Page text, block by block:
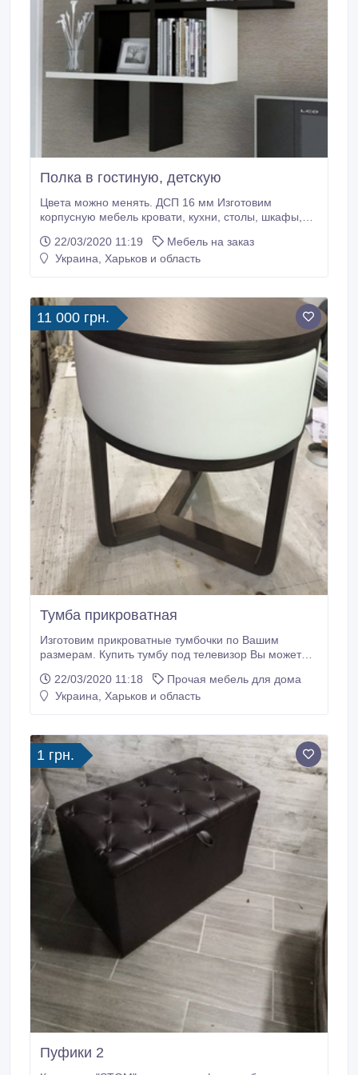
Полка в гостиную, детскую
Цвета можно менять. ДСП 16 мм Изготовим
корпусную мебель кровати, кухни, столы, шкафы,
эскизам под ключ разработаем чертеж-схему
изготовим детали по Вашим размерам засверлим
сборки вашего изделия к изделию прилагается
полная схема для сборки У нас широкий выбор
цветовой гаммы и фактур ламинированного ДСП
лучших производителей Украины и Европы.
22/03/2020 11:19
Мебель на заказ
Украина, Харьков и область
11 000 грн.
Тумба прикроватная
Изготовим прикроватные тумбочки по Вашим
размерам. ​​​​​​​Купить тумбу под телевизор Вы можете у
изделие 1 год отправляем по всей Украине любая
форма оплаты.
22/03/2020 11:18
Прочая мебель для дома
Украина, Харьков и область
1 грн.
Пуфики 2